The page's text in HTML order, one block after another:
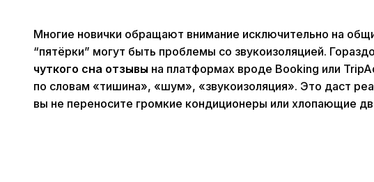
Многие новички обращают внимание исключительно на
“пятёрки” могут быть проблемы со звукоизоляцией.
чуткого сна отзывы на платформах вроде Booking или
по словам «тишина», «шум», «звукоизоляция». Это даст
вы не переносите громкие кондиционеры или хлопающие